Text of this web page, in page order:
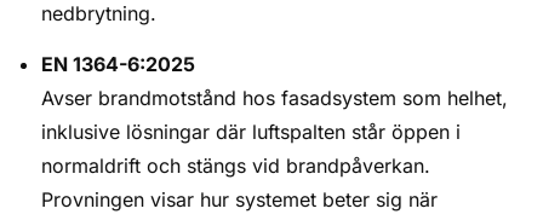
nedbrytning.
EN 1364-6:2025
Avser brandmotstånd hos fasadsystem som helhet,
inklusive lösningar där luftspalten står öppen i
normaldrift och stängs vid brandpåverkan.
Provningen visar hur systemet beter sig när